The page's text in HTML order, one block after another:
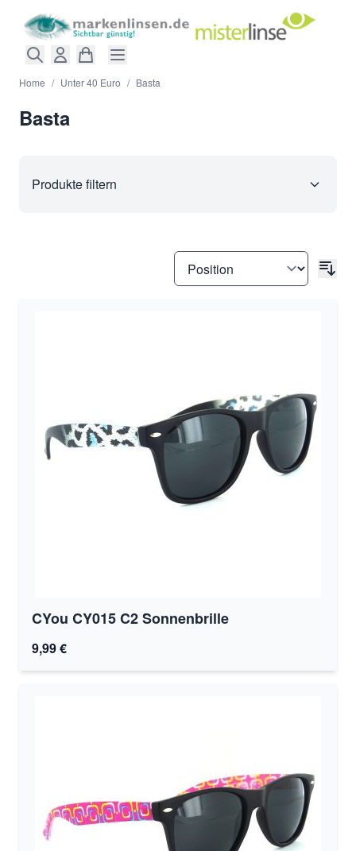
Home / Unter 40 Euro / Basta
Basta
Produkte filtern
CYou CY015 C2 Sonnenbrille
9,99 €